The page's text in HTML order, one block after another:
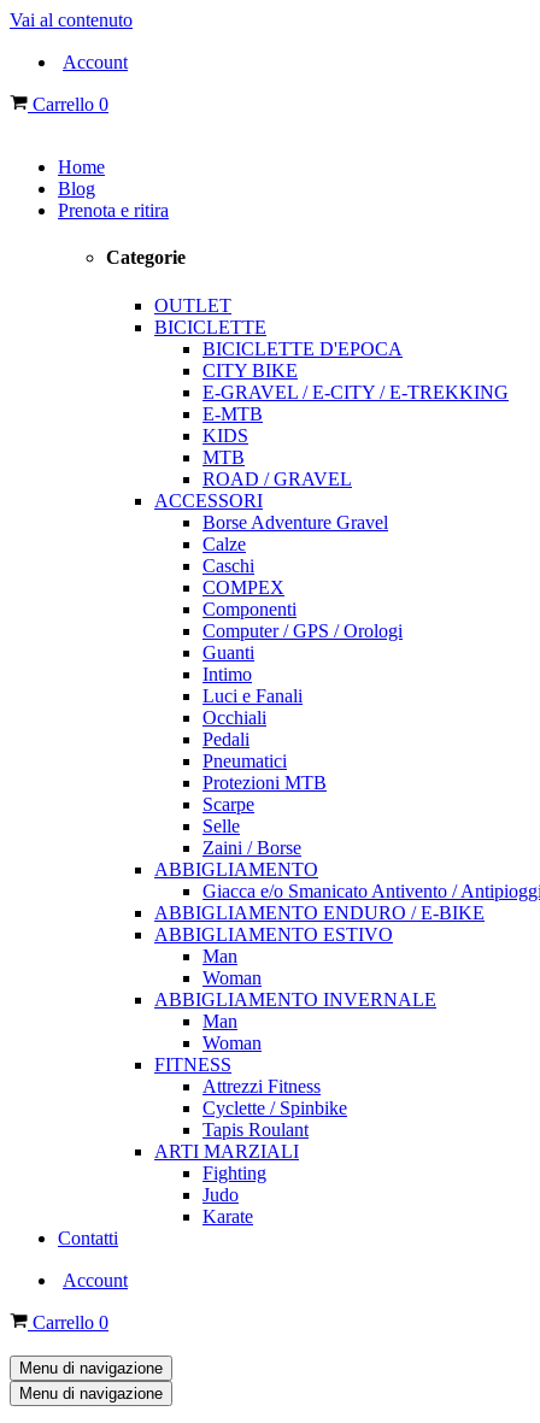
Vai al contenuto
Account
Carrello 0
Home
Blog
Prenota e ritira
Categorie
OUTLET
BICICLETTE
BICICLETTE D'EPOCA
CITY BIKE
E-GRAVEL / E-CITY / E-TREKKING
E-MTB
KIDS
MTB
ROAD / GRAVEL
ACCESSORI
Borse Adventure Gravel
Calze
Caschi
COMPEX
Componenti
Computer / GPS / Orologi
Guanti
Intimo
Luci e Fanali
Occhiali
Pedali
Pneumatici
Protezioni MTB
Scarpe
Selle
Zaini / Borse
ABBIGLIAMENTO
Giacca e/o Smanicato Antivento /
ABBIGLIAMENTO ENDURO / E-BIKE
ABBIGLIAMENTO ESTIVO
Man
Woman
ABBIGLIAMENTO INVERNALE
Man
Woman
FITNESS
Attrezzi Fitness
Cyclette / Spinbike
Tapis Roulant
ARTI MARZIALI
Fighting
Judo
Karate
Contatti
Account
Carrello 0
Menu di navigazione
Menu di navigazione